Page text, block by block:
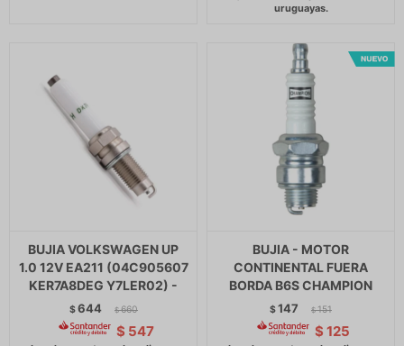
BUJIA VOLKSWAGEN UP
1.0 12V EA211 (04C905607
KER7A8DEG Y7LER02) -
$644 $ 660
$ 547
BUJIA - MOTOR
CONTINENTAL FUERA
BORDA B6S CHAMPION
$147 $ 151
$ 125